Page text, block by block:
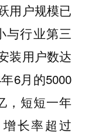
用户规模已
与行业第三
装用户数达
6月的5000
，短短一年
长率超过